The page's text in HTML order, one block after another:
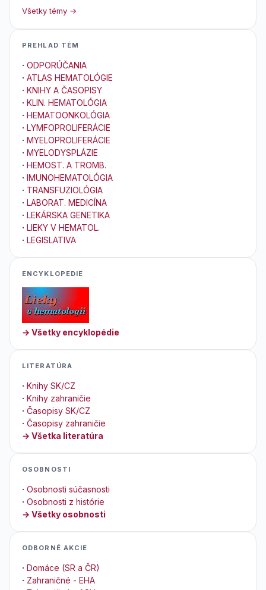
Všetky témy →
PREHLAD TÉM
· ODPORÚČANIA
· ATLAS HEMATOLÓGIE
· KNIHY A ČASOPISY
· KLIN. HEMATOLÓGIA
· HEMATOONKOLÓGIA
· LYMFOPROLIFERÁCIE
· MYELOPROLIFERÁCIE
· MYELODYSPLÁZIE
· HEMOST. A TROMB.
· IMUNOHEMATOLÓGIA
· TRANSFUZIOLÓGIA
· LABORAT. MEDICÍNA
· LEKÁRSKA GENETIKA
· LIEKY V HEMATOL.
· LEGISLATIVA
ENCYKLOPEDIE
→ Všetky encyklopédie
LITERATÚRA
· Knihy SK/CZ
· Knihy zahraničie
· Časopisy SK/CZ
· Časopisy zahraničie
→ Všetka literatúra
OSOBNOSTI
· Osobnosti súčasnosti
· Osobnosti z histórie
→ Všetky osobnosti
ODBORNÉ AKCIE
· Domáce (SR a ČR)
· Zahraničné - EHA